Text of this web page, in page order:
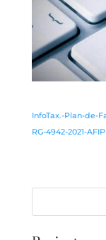
InfoTax.-Plan-de-
RG-4942-2021-